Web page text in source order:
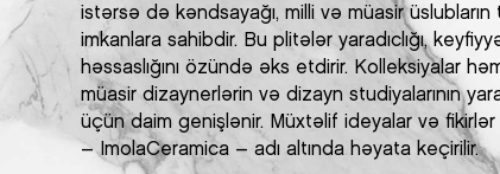
istərsə də kəndsayağı, milli və müasir
imkanlara sahibdir. Bu plitələr yaradıclığı,
həssaslığını özündə əks etdirir. Kolleksiyalar
müasir dizaynerlərin və dizayn studiyalarının
üçün daim genişlənir. Müxtəlif ideyalar və
– ImolaCeramica – adı altında həyata keçirilir.